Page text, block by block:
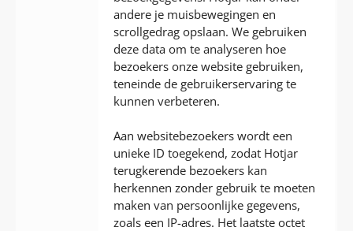
andere je muisbewegingen en
scrollgedrag opslaan. We gebruiken
deze data om te analyseren hoe
bezoekers onze website gebruiken,
teneinde de gebruikerservaring te
kunnen verbeteren.
Aan websitebezoekers wordt een
unieke ID toegekend, zodat Hotjar
terugkerende bezoekers kan
herkennen zonder gebruik te moeten
maken van persoonlijke gegevens,
zoals een IP-adres. Het laatste octet